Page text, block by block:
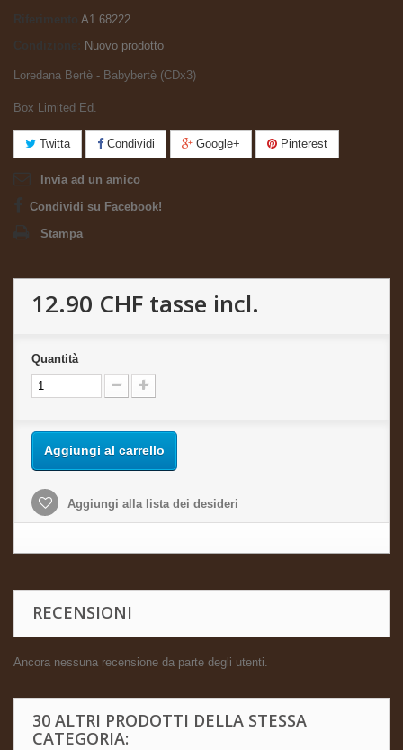
Riferimento
A1 68222
Nuovo prodotto
Loredana Bertè - Babybertè (CDx3)
Box Limited Ed.
Twitta Condividi Google+ Pinterest
Invia ad un amico
Condividi su Facebook!
Stampa
12.90 CHF tasse incl.
Quantità
Aggiungi al carrello
Aggiungi alla lista dei desideri
RECENSIONI
Ancora nessuna recensione da parte degli utenti.
30 ALTRI PRODOTTI DELLA STESSA
CATEGORIA: